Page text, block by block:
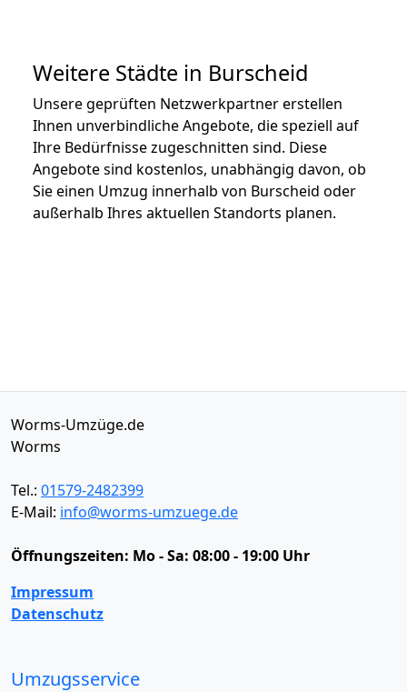
Weitere Städte in Burscheid
Unsere geprüften Netzwerkpartner erstellen
Ihnen unverbindliche Angebote, die speziell auf
Ihre Bedürfnisse zugeschnitten sind. Diese
Angebote sind kostenlos, unabhängig davon, ob
Sie einen Umzug innerhalb von Burscheid oder
außerhalb Ihres aktuellen Standorts planen.
Worms-Umzüge.de
Worms
Tel.: 01579-2482399
E-Mail: info@worms-umzuege.de
Öffnungszeiten: Mo - Sa: 08:00 - 19:00 Uhr
Impressum
Datenschutz
Umzugsservice